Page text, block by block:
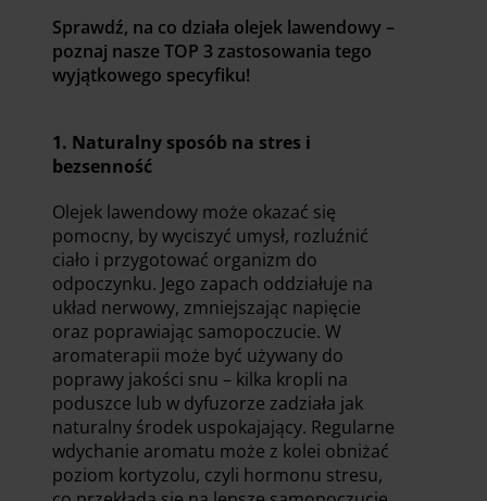
Sprawdź, na co działa olejek lawendowy –
poznaj nasze TOP 3 zastosowania tego
wyjątkowego specyfiku!
1. Naturalny sposób na stres i
bezsenność
Olejek lawendowy może okazać się
pomocny, by wyciszyć umysł, rozluźnić
ciało i przygotować organizm do
odpoczynku. Jego zapach oddziałuje na
układ nerwowy, zmniejszając napięcie
oraz poprawiając samopoczucie. W
aromaterapii może być używany do
poprawy jakości snu – kilka kropli na
poduszce lub w dyfuzorze zadziała jak
naturalny środek uspokajający. Regularne
wdychanie aromatu może z kolei obniżać
poziom kortyzolu, czyli hormonu stresu,